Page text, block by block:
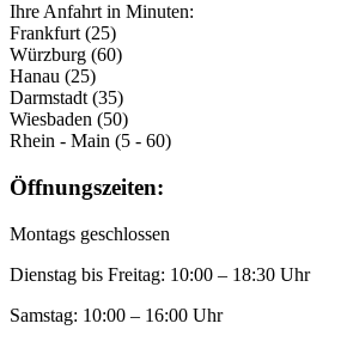
Ihre Anfahrt in Minuten:
Frankfurt (25)
Würzburg (60)
Hanau (25)
Darmstadt (35)
Wiesbaden (50)
Rhein - Main (5 - 60)
Öffnungszeiten:
Montags geschlossen
Dienstag bis Freitag: 10:00 – 18:30 Uhr
Samstag: 10:00 – 16:00 Uhr